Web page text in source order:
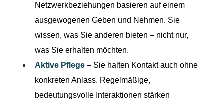
Netzwerkbeziehungen basieren auf einem
ausgewogenen Geben und Nehmen. Sie
wissen, was Sie anderen bieten – nicht nur,
was Sie erhalten möchten.
Aktive Pflege – Sie halten Kontakt auch ohne
konkreten Anlass. Regelmäßige,
bedeutungsvolle Interaktionen stärken